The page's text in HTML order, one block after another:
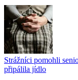
Strážníci pomohli
připálila jídlo